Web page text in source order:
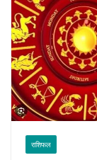
राशिफल